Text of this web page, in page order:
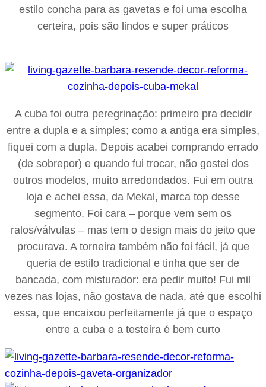
estilo concha para as gavetas e foi uma escolha
certeira, pois são lindos e super práticos
A cuba foi outra peregrinação: primeiro pra decidir
entre a dupla e a simples; como a antiga era simples,
fiquei com a dupla. Depois acabei comprando errado
(de sobrepor) e quando fui trocar, não gostei dos
outros modelos, muito arredondados. Fui em outra
loja e achei essa, da Mekal, marca top desse
segmento. Foi cara – porque vem sem os
ralos/válvulas – mas tem o design mais do jeito que
procurava. A torneira também não foi fácil, já que
queria de estilo tradicional e tinha que ser de
bancada, com misturador: era pedir muito! Fui mil
vezes nas lojas, não gostava de nada, até que escolhi
essa, que encaixou perfeitamente já que o espaço
entre a cuba e a testeira é bem curto